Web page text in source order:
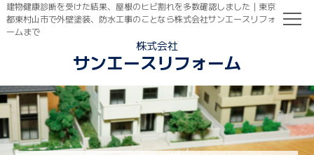
建物健康診断を受けた結果、屋根のヒビ割れを多数確認しました｜東京
都東村山市で外壁塗装、防水工事のことなら株式会社サンエースリフォ
ームまで
株式会社
サンエースリフォーム
初めての方へ
ご依頼の流れ